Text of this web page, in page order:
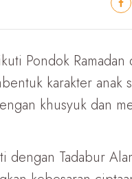
Pondok
karakter anak
khusyuk dan
Tadabur